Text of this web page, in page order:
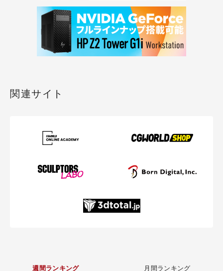
関連サイト
週間ランキング 月間ランキング